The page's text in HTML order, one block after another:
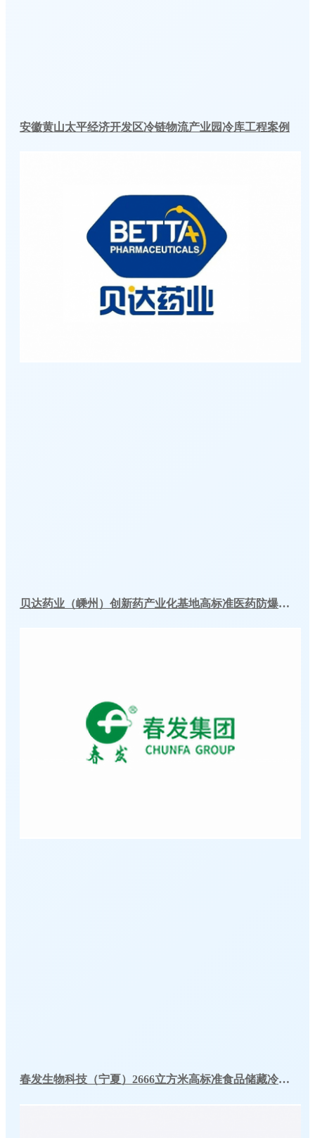
安徽黄山太平经济开发区冷链物流产业园冷库工程案例
贝达药业（嵊州）创新药产业化基地高标准医药防爆冷库建造工程案例
春发生物科技（宁夏）2666立方米高标准食品储藏冷库工程案例